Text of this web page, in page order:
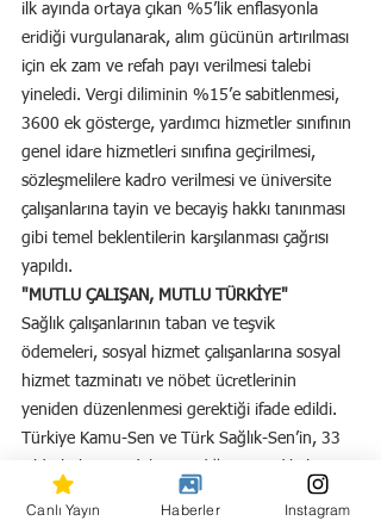
ilk ayında ortaya çıkan %5’lik enflasyonla
eridiği vurgulanarak, alım gücünün artırılması
için ek zam ve refah payı verilmesi talebi
yineledi. Vergi diliminin %15’e sabitlenmesi,
3600 ek gösterge, yardımcı hizmetler sınıfının
genel idare hizmetleri sınıfına geçirilmesi,
sözleşmelilere kadro verilmesi ve üniversite
çalışanlarına tayin ve becayiş hakkı tanınması
gibi temel beklentilerin karşılanması çağrısı
yapıldı.
"MUTLU ÇALIŞAN, MUTLU TÜRKİYE"
Sağlık çalışanlarının taban ve teşvik
ödemeleri, sosyal hizmet çalışanlarına sosyal
hizmet tazminatı ve nöbet ücretlerinin
yeniden düzenlenmesi gerektiği ifade edildi.
Türkiye Kamu-Sen ve Türk Sağlık-Sen’in, 33
mücadelede kararlı bir şekilde ilerlediği
Canlı Yayın Haberler Instagram